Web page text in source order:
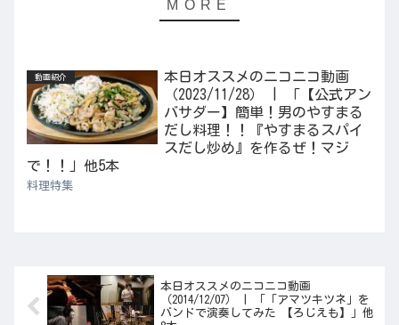
動画紹介
本日オススメのニコニコ動画
（2023/11/28） | 「【公式アン
バサダー】簡単！男のやすまる
だし料理！！『やすまるスパイ
スだし炒め』を作るぜ！マジ
で！！」他5本
料理特集
本日オススメのニコニコ動画
（2014/12/07） | 「「アマツキツネ」を
バンドで演奏してみた 【ろじえも】」他